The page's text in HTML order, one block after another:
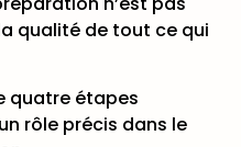
qualité de tout ce qui
quatre étapes
rôle précis dans le